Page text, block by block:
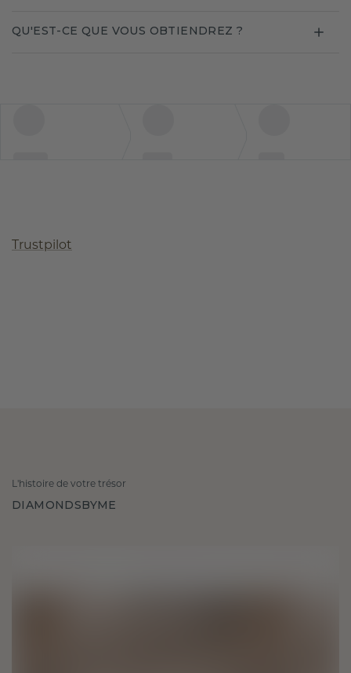
QU'EST-CE QUE VOUS OBTIENDREZ ?
Trustpilot
L'histoire de votre trésor
DIAMONDSBYME